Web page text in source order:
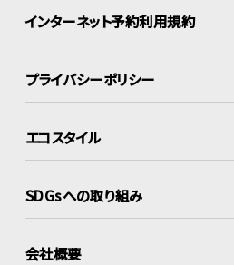
インターネット予約利用規約
プライバシーポリシー
エコスタイル
SDGsへの取り組み
会社概要